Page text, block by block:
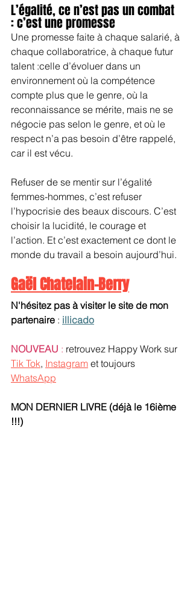
L’égalité, ce n’est pas un combat
: c’est une promesse
Une promesse faite à chaque salarié, à
chaque collaboratrice, à chaque futur
talent :celle d’évoluer dans un
environnement où la compétence
compte plus que le genre, où la
reconnaissance se mérite, mais ne se
négocie pas selon le genre, et où le
respect n’a pas besoin d’être rappelé,
car il est vécu.
Refuser de se mentir sur l’égalité
femmes-hommes, c’est refuser
l’hypocrisie des beaux discours. C’est
choisir la lucidité, le courage et
l’action. Et c’est exactement ce dont le
monde du travail a besoin aujourd’hui.
Gaël Chatelain-Berry
N'hésitez pas à visiter le site de mon
partenaire : illicado
NOUVEAU : retrouvez Happy Work sur
Tik Tok, Instagram et toujours
WhatsApp
MON DERNIER LIVRE (déjà le 16ième
!!!)